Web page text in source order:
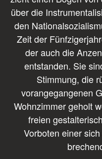
über die
den
Zeit der
der auch die
entstanden. Sie
Stimmung, die
vorangegangenen
Wohnzimmer geholt
freien
Vorboten einer